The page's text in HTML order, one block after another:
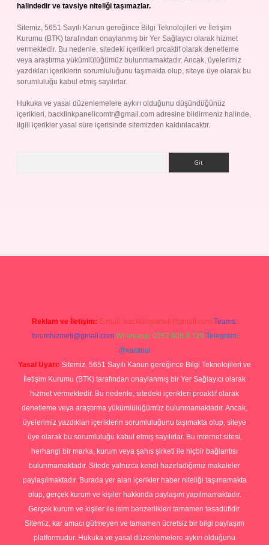
halindedir ve tavsiye niteliği taşımazlar.
Sitemiz, 5651 Sayılı Kanun gereğince Bilgi Teknolojileri ve İletişim
Kurumu (BTK) tarafından onaylanmış bir Yer Sağlayıcı olarak hizmet
vermektedir. Bu nedenle, sitedeki içerikleri proaktif olarak denetleme
veya araştırma yükümlülüğümüz bulunmamaktadır. Ancak, üyelerimiz
yazdıkları içeriklerin sorumluluğunu taşımakta olup, siteye üye olarak bu
sorumluluğu kabul etmiş sayılırlar.
Hukuka ve yasal düzenlemelere aykırı olduğunu düşündüğünüz
içerikleri, backlinkpanelicomtr@gmail.com adresine bildirmeniz halinde,
ilgili içerikler yasal süre içerisinde sitemizden kaldırılacaktır.
Reklam ve İletişim: E-mail: backlinkpaneli@gmail.com Teams:
forumhizmeti@gmail.com Whatsapp: 0262 606 0 726 Telegram:
@karabul
Yasal Uyarı: Sitemiz, 5651 Sayılı Kanun gereğince Bilgi Teknolojileri ve
İletişim Kurumu (BTK) tarafından onaylanmış bir Yer Sağlayıcı olarak
hizmet vermektedir. Bu nedenle, sitedeki içerikleri proaktif olarak
denetleme veya araştırma yükümlülüğümüz bulunmamaktadır. Ancak,
üyelerimiz yazdıkları içeriklerin sorumluluğunu taşımakta olup, siteye
üye olarak bu sorumluluğu kabul etmiş sayılırlar. Bu internet sitesi,
herhangi bir marka, kurum veya şahıs şirketi ile hiçbir bağlantısı
bulunmamaktadır. Sitede yalnızca kendi hazırladığımız makaleler
paylaşılmaktadır. Burada yer alan içerikler haber niteliği taşımamakta
olup, gerçek kurum ve kişiler hakkında paylaşım yapılmamaktadır.
Gerçek kurum ve kişiler ile isim benzerlikleri tamamen tesadüfidir.
Sitemiz, kar amacı gütmeyen ve tamamen ücretsiz bir bilgi paylaşım
platformudur. Hukuka ve yasal düzenlemelere aykırı olduğunu